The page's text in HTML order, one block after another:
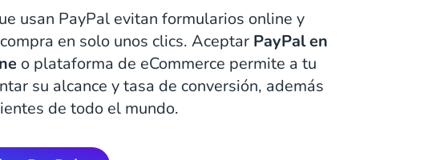
usan PayPal evitan formularios online y
en solo unos clics. Aceptar PayPal en
o plataforma de eCommerce permite a tu
su alcance y tasa de conversión, además
de todo el mundo.